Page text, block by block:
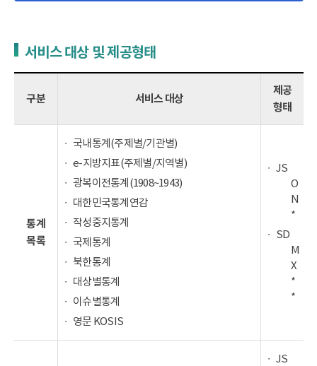
서비스 대상 및 제공형태
구분 서비스 대상
제공
형태
통계
목록
국내통계(주제별/기관별)
e-지방지표(주제별/지역별)
광복이전통계(1908~1943)
대한민국통계연감
작성중지통계
국제통계
북한통계
대상별통계
이슈별통계
영문 KOSIS
JS
O
N
*
SD
M
X
*
*
JS